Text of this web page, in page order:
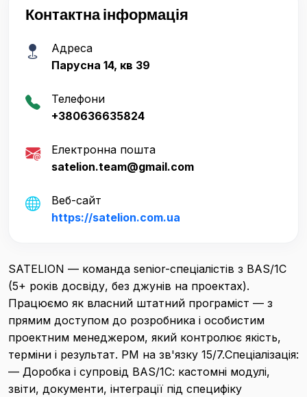
Контактна інформація
Адреса
Парусна 14, кв 39
Телефони
+380636635824
Електронна пошта
satelion.team@gmail.com
Веб-сайт
https://satelion.com.ua
SATELION — команда senior-спеціалістів з BAS/1С
(5+ років досвіду, без джунів на проектах).
Працюємо як власний штатний програміст — з
прямим доступом до розробника і особистим
проектним менеджером, який контролює якість,
терміни і результат. PM на зв'язку 15/7.Спеціалізація:
— Доробка і супровід BAS/1С: кастомні модулі,
звіти, документи, інтеграції під специфіку